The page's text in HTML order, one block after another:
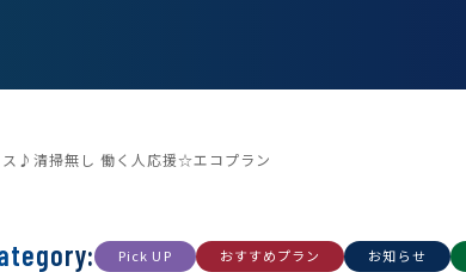
ス♪清掃無し 働く人応援☆エコプラン
Pick UP おすすめプラン お知らせ